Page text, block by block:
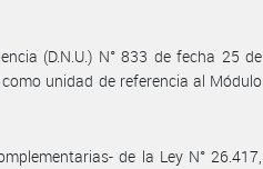
(D.N.U.) N° 833 de fecha 25 de
unidad de referencia al Módulo
de la Ley N° 26.417,